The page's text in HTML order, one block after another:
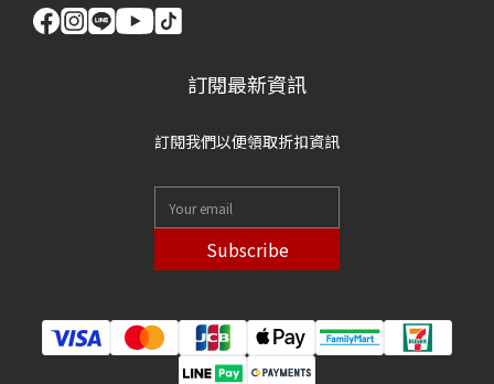
訂閱最新資訊
訂閱我們以便領取折扣資訊
Subscribe